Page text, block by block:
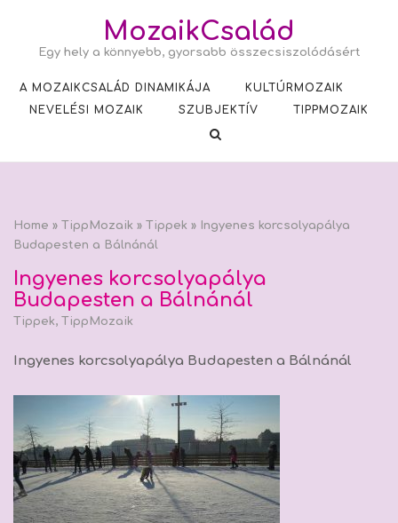
content
MozaikCsalád
Egy hely a könnyebb, gyorsabb összecsiszolódásért
A MOZAIKCSALÁD DINAMIKÁJA
KULTÚRMOZAIK
NEVELÉSI MOZAIK
SZUBJEKTÍV TIPPMOZAIK
Home » TippMozaik » Tippek » Ingyenes korcsolyapálya
Budapesten a Bálnánál
Ingyenes korcsolyapálya
Budapesten a Bálnánál
Tippek, TippMozaik
Ingyenes korcsolyapálya Budapesten a Bálnánál